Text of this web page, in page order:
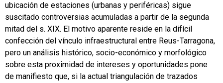
ubicación de estaciones (urbanas y periféricas) sigue
suscitado controversias acumuladas a partir de la segunda
mitad del s. XIX. El motivo aparente reside en la difícil
confección del vínculo infraestructural entre Reus-Tarragona,
pero un análisis histórico, socio-económico y morfológico
sobre esta proximidad de intereses y oportunidades pone
de manifiesto que, si la actual triangulación de trazados